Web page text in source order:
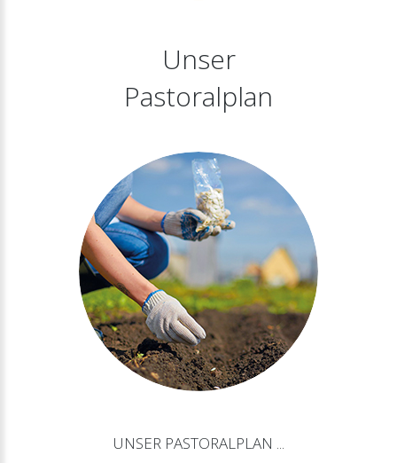
Unser
Pastoralplan
UNSER PASTORALPLAN ...